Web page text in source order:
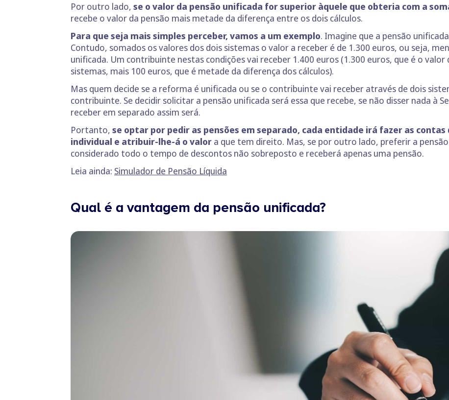
Por outro lado, se o valor da pensão unificada for superior àquele que obteria com a
recebe o valor da pensão mais metade da diferença entre os dois cálculos.
Para que seja mais simples perceber, vamos a um exemplo. Imagine que a pensão
Contudo, somados os valores dos dois sistemas o valor a receber é de 1.300 euros, ou seja,
unificada. Um contribuinte nestas condições vai receber 1.400 euros (1.300 euros, que é o
sistemas, mais 100 euros, que é metade da diferença dos cálculos).
Mas quem decide se a reforma é unificada ou se o contribuinte vai receber através de dois
contribuinte. Se decidir solicitar a pensão unificada será essa que recebe, se não disser nada à
receber em separado assim será.
Portanto, se optar por pedir as pensões em separado, cada entidade irá fazer as
individual e atribuir-lhe-á o valor a que tem direito. Mas, se por outro lado, preferir a
considerado todo o tempo de descontos não sobreposto e receberá apenas uma pensão.
Leia ainda: Simulador de Pensão Líquida
Qual é a vantagem da pensão unificada?